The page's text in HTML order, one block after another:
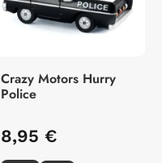
Crazy Motors Hurry
Police
8,95 €